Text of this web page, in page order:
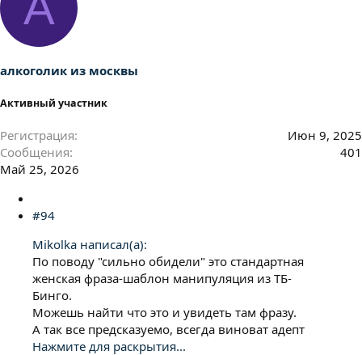
алкоголик из москвы
Активный участник
Регистрация
Июн 9, 2025
Сообщения
401
Май 25, 2026
#94
Mikolka написал(а):
По поводу "сильно обидели" это стандартная
женская фраза-шаблон манипуляция из ТБ-
Бинго.
Можешь найти что это и увидеть там фразу.
А так все предсказуемо, всегда виноват адепт
Нажмите для раскрытия...